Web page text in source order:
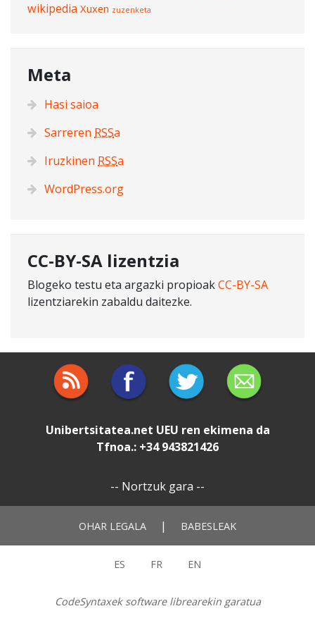
wikipedia Xuxen zuzenketa
Meta
Hasi saioa
Sarreren RSSa
Iruzkinen RSSa
WordPress.org
CC-BY-SA lizentzia
Blogeko testu eta argazki propioakCC-BY-SA
lizentziarekin zabaldu daitezke.
Unibertsitatea.net UEU ren ekimena da
Tfnoa.: +34 943821426
-- Nortzuk gara --
OHAR LEGALA | BABESLEAK
ES FR EN
CodeSyntaxek software librearekin garatua